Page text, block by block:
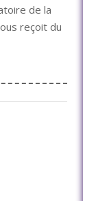
de la
reçoit du